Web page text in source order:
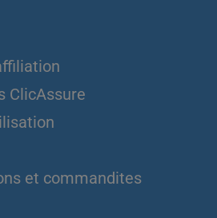
ClicAssure
et commandites